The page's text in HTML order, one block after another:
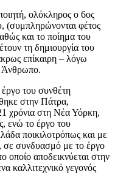
ολόκληρος ο 6ος
(συμπληρώνονται φέτος
και το ποίημα του
τη δημιουργία του
επίκαιρη – λόγω
Άνθρωπο.
του συνθέτη
στην Πάτρα,
χρόνια στη Νέα Υόρκη,
ενώ το έργο του
ποικιλοτρόπως και με
σε συνδυασμό με το έργο
οποίο αποδεικνύεται στην
καλλιτεχνικό γεγονός